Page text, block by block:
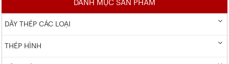
DANH MỤC SẢN PHẨM
DÂY THÉP CÁC LOẠI
THÉP HÌNH